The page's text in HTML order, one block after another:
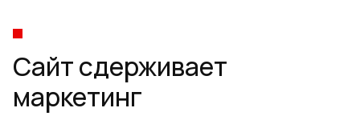
Сайт сдерживает
маркетинг